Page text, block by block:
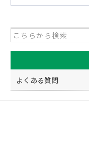
よくある質問